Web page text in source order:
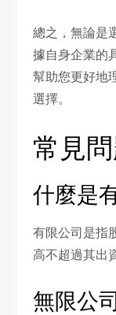
總之，無論是
據自身企業的
幫助您更好地
選擇。
常見
什麼是
有限公司是指
高不超過其出
無限公